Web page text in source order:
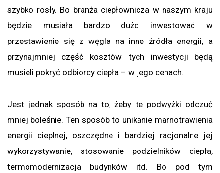
szybko rosły. Bo branża ciepłownicza w naszym kraju
będzie musiała bardzo dużo inwestować w
przestawienie się z węgla na inne źródła energii, a
przynajmniej część kosztów tych inwestycji będą
musieli pokryć odbiorcy ciepła – w jego cenach.
Jest jednak sposób na to, żeby te podwyżki odczuć
mniej boleśnie. Ten sposób to unikanie marnotrawienia
energii cieplnej, oszczędne i bardziej racjonalne jej
wykorzystywanie, stosowanie podzielników ciepła,
termomodernizacja budynków itd. Bo pod tym